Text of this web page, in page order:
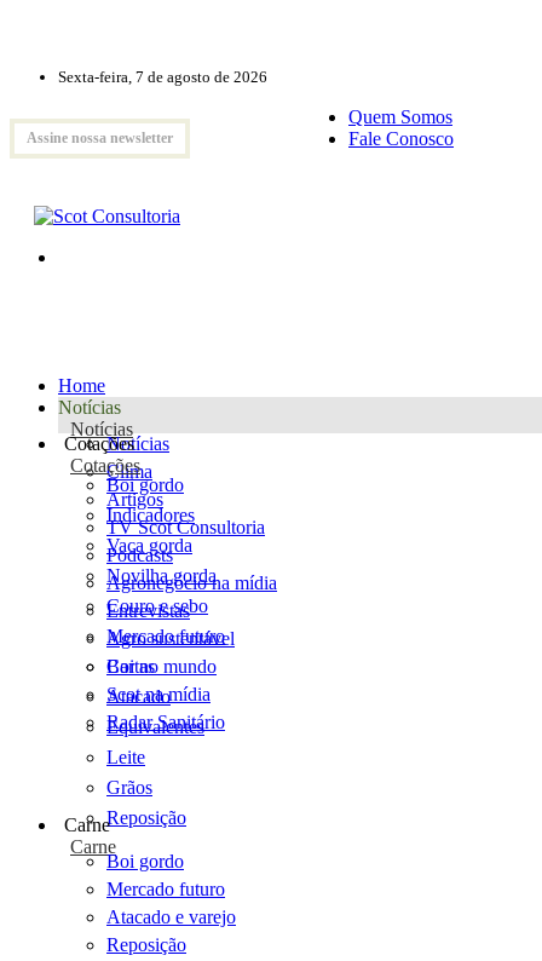
Sexta-feira, 7 de agosto de 2026
Assine nossa newsletter
Quem Somos
Fale Conosco
Home
Notícias
Notícias
Notícias
Clima
Artigos
TV Scot Consultoria
Podcasts
Agronegócio na mídia
Entrevistas
Agro sustentável
Cartas
Scot na mídia
Radar Sanitário
Cotações
Cotações
Boi gordo
Indicadores
Vaca gorda
Novilha gorda
Couro e sebo
Mercado futuro
Boi no mundo
Atacado
Equivalentes
Leite
Grãos
Reposição
Carne
Carne
Boi gordo
Mercado futuro
Atacado e varejo
Reposição